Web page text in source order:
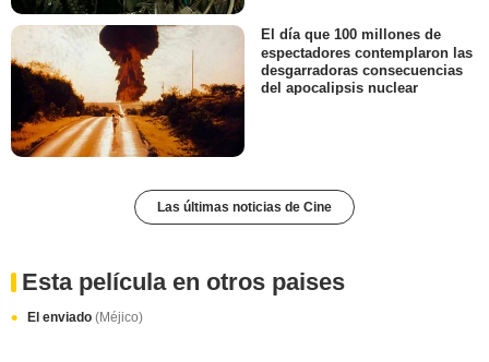
El día que 100 millones de
espectadores contemplaron las
desgarradoras consecuencias
del apocalipsis nuclear
Las últimas noticias de Cine
Esta película en otros paises
El enviado (Méjico)